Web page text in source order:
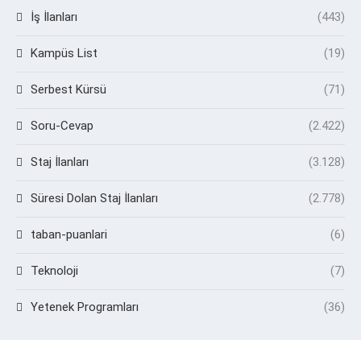
İş İlanları (443)
Kampüs List (19)
Serbest Kürsü (71)
Soru-Cevap (2.422)
Staj İlanları (3.128)
Süresi Dolan Staj İlanları (2.778)
taban-puanlari (6)
Teknoloji (7)
Yetenek Programları (36)